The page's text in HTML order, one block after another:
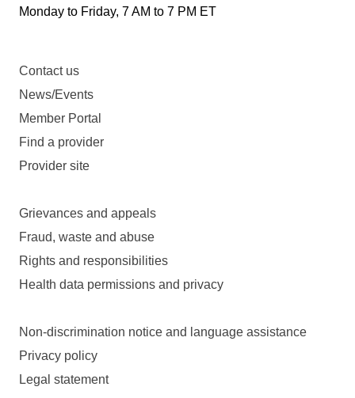
Monday to Friday, 7 AM to 7 PM ET
Contact us
News/Events
Member Portal
Find a provider
Provider site
Grievances and appeals
Fraud, waste and abuse
Rights and responsibilities
Health data permissions and privacy
Non-discrimination notice and language assistance
Privacy policy
Legal statement